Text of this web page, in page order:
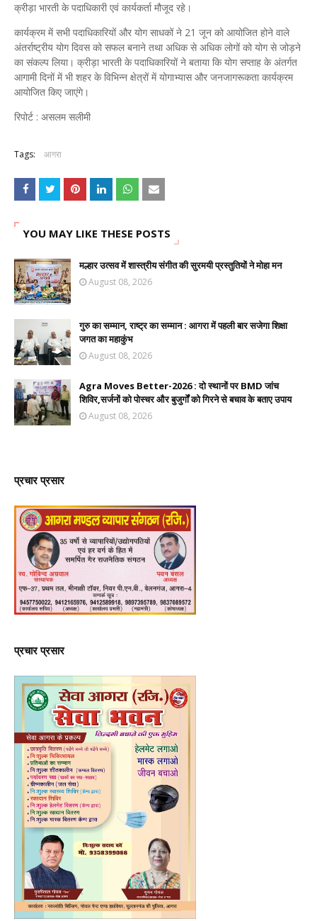
क्रीड़ा भारती के पदाधिकारी एवं कार्यकर्ता मौजूद रहे।
कार्यक्रम में सभी पदाधिकारियों और योग साधकों ने 21 जून को आयोजित होने वाले
अंतर्राष्ट्रीय योग दिवस को सफल बनाने तथा अधिक से अधिक लोगों को योग से जोड़ने
का संकल्प लिया। क्रीड़ा भारती के पदाधिकारियों ने बताया कि योग सप्ताह के अंतर्गत
आगामी दिनों में भी शहर के विभिन्न क्षेत्रों में योगाभ्यास और जनजागरूकता कार्यक्रम
आयोजित किए जाएंगे।
रिपोर्ट : असलम सलीमी
Tags: आगरा
YOU MAY LIKE THESE POSTS
मल्हार उत्सव में शास्त्रीय संगीत की सुरमयी प्रस्तुतियों ने मोहा मन
August 08, 2026
गुरु का सम्मान, राष्ट्र का सम्मान : आगरा में पहली बार सजेगा शिक्षा
जगत का महाकुंभ
August 08, 2026
Agra Moves Better-2026 : दो स्थानों पर BMD जांच
शिविर,सर्जनों को पोस्चर और बुजुर्गों को गिरने से बचाव के बताए उपाय
August 08, 2026
प्रचार प्रसार
प्रचार प्रसार